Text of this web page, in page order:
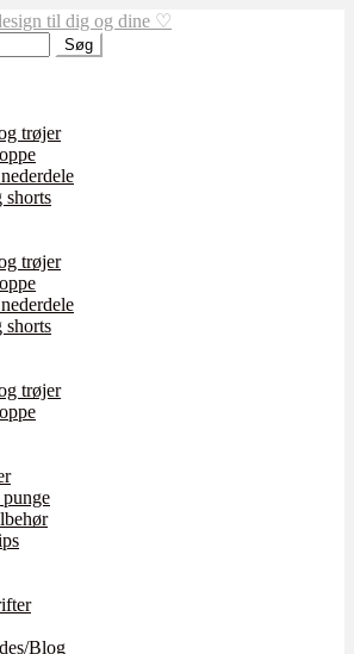
Søg
trøjer
shorts
trøjer
shorts
trøjer
Blog